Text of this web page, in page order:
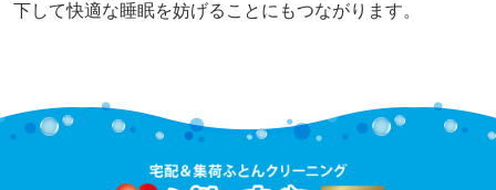
下して快適な睡眠を妨げることにもつながります。